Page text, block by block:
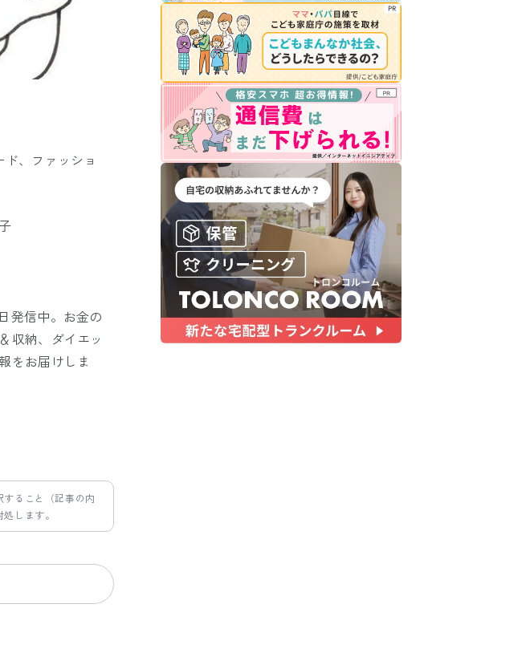
、ファッショ
発信中。お金の
収納、ダイエッ
をお届けしま
ること（記事の内
します。